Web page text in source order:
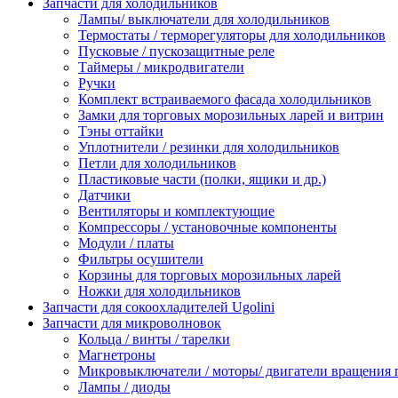
Запчасти для холодильников
Лампы/ выключатели для холодильников
Термостаты / терморегуляторы для холодильников
Пусковые / пускозащитные реле
Таймеры / микродвигатели
Ручки
Комплект встраиваемого фасада холодильников
Замки для торговых морозильных ларей и витрин
Тэны оттайки
Уплотнители / резинки для холодильников
Петли для холодильников
Пластиковые части (полки, ящики и др.)
Датчики
Вентиляторы и комплектующие
Компрессоры / установочные компоненты
Модули / платы
Фильтры осушители
Корзины для торговых морозильных ларей
Ножки для холодильников
Запчасти для сокоохладителей Ugolini
Запчасти для микроволновок
Кольца / винты / тарелки
Магнетроны
Микровыключатели / моторы/ двигатели вращения
Лампы / диоды